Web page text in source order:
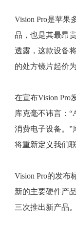
Vision Pro是苹果
品，也是其最昂
透露，这款设备
的处方镜片起价
在宣布Vision Pro
库克毫不讳言：
消费电子设备。”
将重新定义我们
Vision Pro的发布
新的主要硬件产
三次推出新产品。